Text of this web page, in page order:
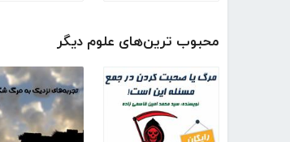
محبوب ترین‌های علوم دیگر